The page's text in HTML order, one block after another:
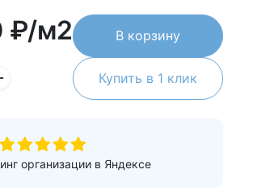
₽/м2 В корзину
Купить в 1 клик
организации в Яндексе